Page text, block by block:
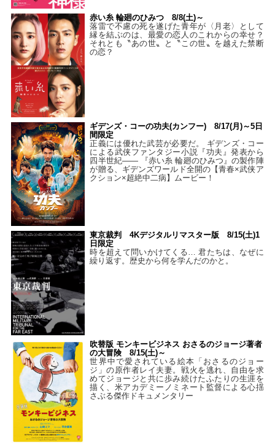
赤い糸 輪廻のひみつ 8/8(土)～
落雷で不慮の死を遂げた青年が〈月老〉として
縁を結ぶのは、最愛の恋人のこれからの幸せ？
それとも〝あの世〟と〝この世〟を越えた禁断
の恋？
ギデンズ・コーの功夫(カンフー) 8/17(月)～5日
間限定
正義には優れた武芸が必要だ。 ギデンズ・コー
による武侠ファンタジー小説『功夫』発表から
四半世紀―― 『赤い糸 輪廻のひみつ』の製作陣
が贈る、ギデンズワールド全開の【青春×武侠ア
クション×超絶中二病】ムービー！
東京裁判 4Kデジタルリマスター版 8/15(土)1
日限定
時を超えて問いかけてくる… 君たちは、なぜに
繰り返す。歴史から何を学んだのかと。
吹替版 モンキービジネス おさるのジョージ著者
の大冒険 8/15(土)～
世界中で愛されている絵本「おさるのジョー
ジ」の原作者レイ夫妻。戦火を逃れ、自由を求
めてジョージと共に歩み続けたふたりの生涯を
描く、米アカデミーノミネート監督による心揺
さぶる傑作ドキュメンタリー